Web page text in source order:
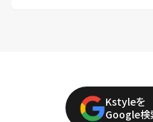
Kstyleを
Google検